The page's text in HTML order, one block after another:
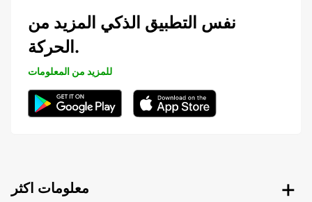
نفس التطبيق الذكي المزيد من
الحركة.
للمزيد من المعلومات
معلومات اكثر